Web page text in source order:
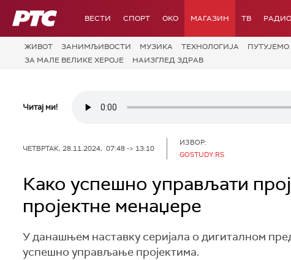
РТС ВЕСТИ СПОРТ OKO МАГАЗИН ТВ РАДИО
ЖИВОТ ЗАНИМЉИВОСТИ МУЗИКА ТЕХНОЛОГИЈA ПУТУЈЕМО
ЗА МАЛЕ ВЕЛИКЕ ХЕРОЈЕ
НАИЗГЛЕД ЗДРАВ
Читај ми!
ЧЕТВРТАК, 28.11.2024, 07:48 -> 13:10
ИЗВОР:
GOSTUDY.RS
Како успешно управљати
пројектне менаџере
У данашњем наставку серијала о дигиталном
успешно управљање пројектима.